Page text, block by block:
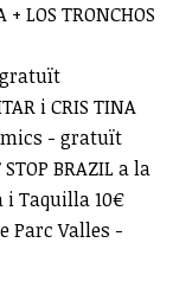
LOS TRONCHOS
gratuït
i CRIS TINA
- gratuït
BRAZIL a la
i Taquilla 10€
Parc Valles -